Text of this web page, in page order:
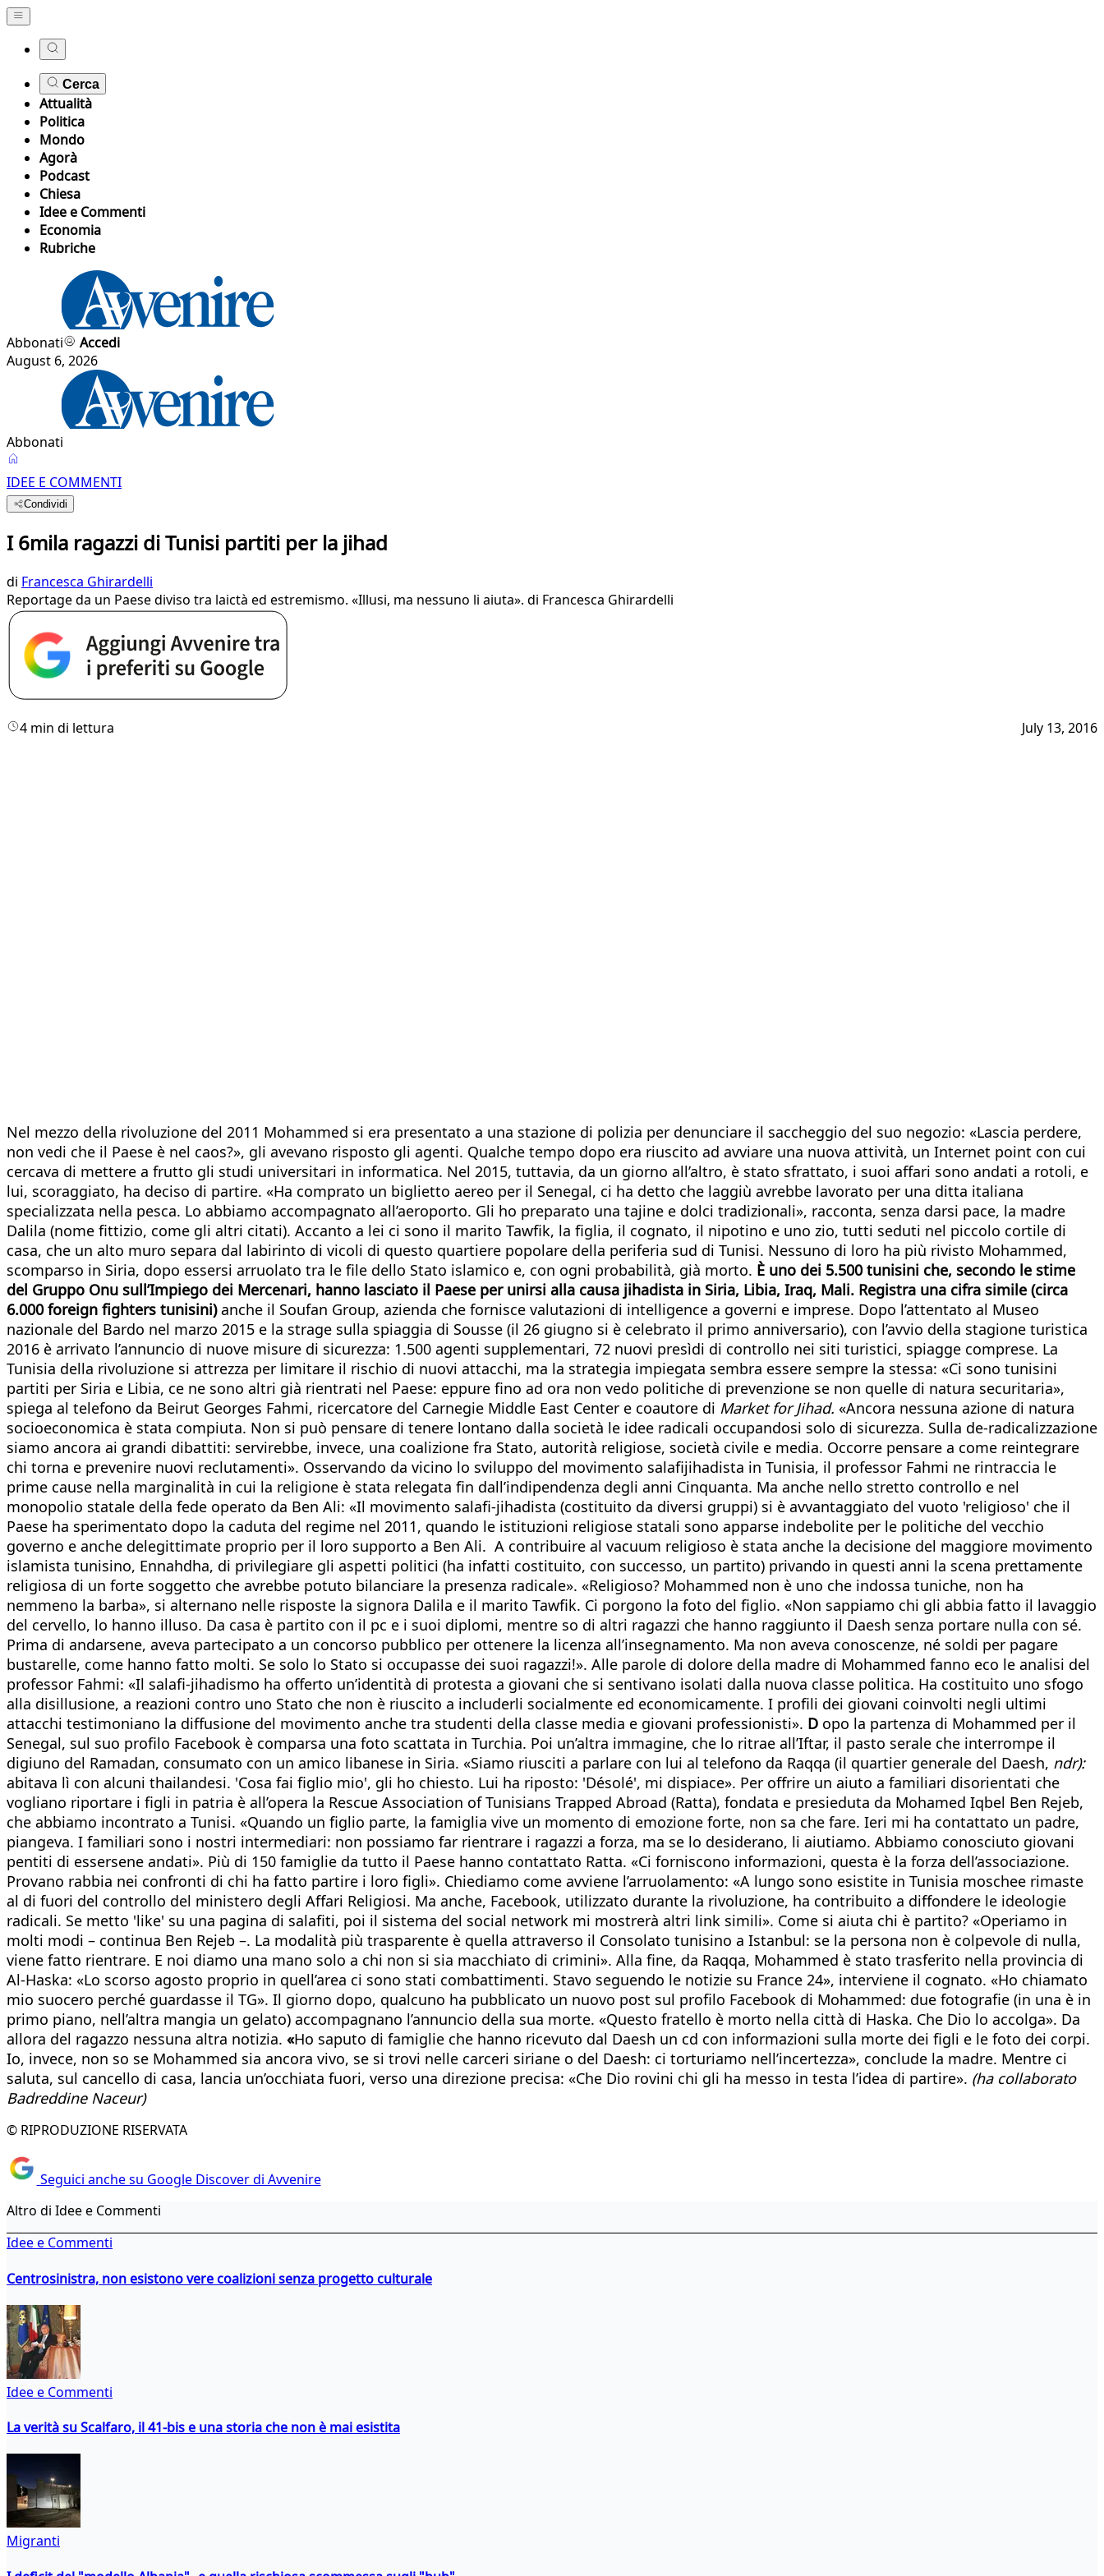
Cerca
Attualità
Politica
Mondo
Agorà
Podcast
Chiesa
Idee e Commenti
Economia
Rubriche
Abbonati
Accedi
August 6, 2026
Abbonati
IDEE E COMMENTI
Condividi
I 6mila ragazzi di Tunisi partiti per la jihad
di Francesca Ghirardelli
​Reportage da un Paese diviso tra laictà ed estremismo. «Illusi, ma nessuno li aiuta». di Francesca Ghirardelli
4 min di lettura July 13, 2016
Nel mezzo della rivoluzione del 2011 Mohammed si era presentato a una stazione di polizia per denunciare il saccheggio del suo negozio: «Lascia perdere,
non vedi che il Paese è nel caos?», gli avevano risposto gli agenti. Qualche tempo dopo era riuscito ad avviare una nuova attività, un Internet point con cui
cercava di mettere a frutto gli studi universitari in informatica. Nel 2015, tuttavia, da un giorno all’altro, è stato sfrattato, i suoi affari sono andati a rotoli, e
lui, scoraggiato, ha deciso di partire. «Ha comprato un biglietto aereo per il Senegal, ci ha detto che laggiù avrebbe lavorato per una ditta italiana
specializzata nella pesca. Lo abbiamo accompagnato all’aeroporto. Gli ho preparato una tajine e dolci tradizionali», racconta, senza darsi pace, la madre
Dalila (nome fittizio, come gli altri citati). Accanto a lei ci sono il marito Tawfik, la figlia, il cognato, il nipotino e uno zio, tutti seduti nel piccolo cortile di
casa, che un alto muro separa dal labirinto di vicoli di questo quartiere popolare della periferia sud di Tunisi. Nessuno di loro ha più rivisto Mohammed,
scomparso in Siria, dopo essersi arruolato tra le file dello Stato islamico e, con ogni probabilità, già morto. È uno dei 5.500 tunisini che, secondo le stime
del Gruppo Onu sull’Impiego dei Mercenari, hanno lasciato il Paese per unirsi alla causa jihadista in Siria, Libia, Iraq, Mali. Registra una cifra simile (circa
6.000 foreign fighters tunisini)anche il Soufan Group, azienda che fornisce valutazioni di intelligence a governi e imprese. Dopo l’attentato al Museo
nazionale del Bardo nel marzo 2015 e la strage sulla spiaggia di Sousse (il 26 giugno si è celebrato il primo anniversario), con l’avvio della stagione turistica
2016 è arrivato l’annuncio di nuove misure di sicurezza: 1.500 agenti supplementari, 72 nuovi presìdi di controllo nei siti turistici, spiagge comprese. La
Tunisia della rivoluzione si attrezza per limitare il rischio di nuovi attacchi, ma la strategia impiegata sembra essere sempre la stessa: «Ci sono tunisini
partiti per Siria e Libia, ce ne sono altri già rientrati nel Paese: eppure fino ad ora non vedo politiche di prevenzione se non quelle di natura securitaria»,
spiega al telefono da Beirut Georges Fahmi, ricercatore del Carnegie Middle East Center e coautore di Market for Jihad. «Ancora nessuna azione di natura
socioeconomica è stata compiuta. Non si può pensare di tenere lontano dalla società le idee radicali occupandosi solo di sicurezza. Sulla de-radicalizzazione
siamo ancora ai grandi dibattiti: servirebbe, invece, una coalizione fra Stato, autorità religiose, società civile e media. Occorre pensare a come reintegrare
chi torna e prevenire nuovi reclutamenti». Osservando da vicino lo sviluppo del movimento salafijihadista in Tunisia, il professor Fahmi ne rintraccia le
prime cause nella marginalità in cui la religione è stata relegata fin dall’indipendenza degli anni Cinquanta. Ma anche nello stretto controllo e nel
monopolio statale della fede operato da Ben Ali: «Il movimento salafi-jihadista (costituito da diversi gruppi) si è avvantaggiato del vuoto 'religioso' che il
Paese ha sperimentato dopo la caduta del regime nel 2011, quando le istituzioni religiose statali sono apparse indebolite per le politiche del vecchio
governo e anche delegittimate proprio per il loro supporto a Ben Ali. A contribuire al vacuum religioso è stata anche la decisione del maggiore movimento
islamista tunisino, Ennahdha, di privilegiare gli aspetti politici (ha infatti costituito, con successo, un partito) privando in questi anni la scena prettamente
religiosa di un forte soggetto che avrebbe potuto bilanciare la presenza radicale». «Religioso? Mohammed non è uno che indossa tuniche, non ha
nemmeno la barba», si alternano nelle risposte la signora Dalila e il marito Tawfik. Ci porgono la foto del figlio. «Non sappiamo chi gli abbia fatto il lavaggio
del cervello, lo hanno illuso. Da casa è partito con il pc e i suoi diplomi, mentre so di altri ragazzi che hanno raggiunto il Daesh senza portare nulla con sé.
Prima di andarsene, aveva partecipato a un concorso pubblico per ottenere la licenza all’insegnamento. Ma non aveva conoscenze, né soldi per pagare
bustarelle, come hanno fatto molti. Se solo lo Stato si occupasse dei suoi ragazzi!». Alle parole di dolore della madre di Mohammed fanno eco le analisi del
professor Fahmi: «Il salafi-jihadismo ha offerto un’identità di protesta a giovani che si sentivano isolati dalla nuova classe politica. Ha costituito uno sfogo
alla disillusione, a reazioni contro uno Stato che non è riuscito a includerli socialmente ed economicamente. I profili dei giovani coinvolti negli ultimi
attacchi testimoniano la diffusione del movimento anche tra studenti della classe media e giovani professionisti». D opo la partenza di Mohammed per il
Senegal, sul suo profilo Facebook è comparsa una foto scattata in Turchia. Poi un’altra immagine, che lo ritrae all’Iftar, il pasto serale che interrompe il
digiuno del Ramadan, consumato con un amico libanese in Siria. «Siamo riusciti a parlare con lui al telefono da Raqqa (il quartier generale del Daesh, ndr):
abitava lì con alcuni thailandesi. 'Cosa fai figlio mio', gli ho chiesto. Lui ha riposto: 'Désolé', mi dispiace». Per offrire un aiuto a familiari disorientati che
vogliano riportare i figli in patria è all’opera la Rescue Association of Tunisians Trapped Abroad (Ratta), fondata e presieduta da Mohamed Iqbel Ben Rejeb,
che abbiamo incontrato a Tunisi. «Quando un figlio parte, la famiglia vive un momento di emozione forte, non sa che fare. Ieri mi ha contattato un padre,
piangeva. I familiari sono i nostri intermediari: non possiamo far rientrare i ragazzi a forza, ma se lo desiderano, li aiutiamo. Abbiamo conosciuto giovani
pentiti di essersene andati». Più di 150 famiglie da tutto il Paese hanno contattato Ratta. «Ci forniscono informazioni, questa è la forza dell’associazione.
Provano rabbia nei confronti di chi ha fatto partire i loro figli». Chiediamo come avviene l’arruolamento: «A lungo sono esistite in Tunisia moschee rimaste
al di fuori del controllo del ministero degli Affari Religiosi. Ma anche, Facebook, utilizzato durante la rivoluzione, ha contribuito a diffondere le ideologie
radicali. Se metto 'like' su una pagina di salafiti, poi il sistema del social network mi mostrerà altri link simili». Come si aiuta chi è partito? «Operiamo in
molti modi – continua Ben Rejeb –. La modalità più trasparente è quella attraverso il Consolato tunisino a Istanbul: se la persona non è colpevole di nulla,
viene fatto rientrare. E noi diamo una mano solo a chi non si sia macchiato di crimini». Alla fine, da Raqqa, Mohammed è stato trasferito nella provincia di
Al-Haska: «Lo scorso agosto proprio in quell’area ci sono stati combattimenti. Stavo seguendo le notizie su France 24», interviene il cognato. «Ho chiamato
mio suocero perché guardasse il TG». Il giorno dopo, qualcuno ha pubblicato un nuovo post sul profilo Facebook di Mohammed: due fotografie (in una è in
primo piano, nell’altra mangia un gelato) accompagnano l’annuncio della sua morte. «Questo fratello è morto nella città di Haska. Che Dio lo accolga». Da
allora del ragazzo nessuna altra notizia. «Ho saputo di famiglie che hanno ricevuto dal Daesh un cd con informazioni sulla morte dei figli e le foto dei corpi.
Io, invece, non so se Mohammed sia ancora vivo, se si trovi nelle carceri siriane o del Daesh: ci torturiamo nell’incertezza», conclude la madre. Mentre ci
saluta, sul cancello di casa, lancia un’occhiata fuori, verso una direzione precisa: «Che Dio rovini chi gli ha messo in testa l’idea di partire». (ha collaborato
Badreddine Naceur)
© RIPRODUZIONE RISERVATA
Seguici anche su Google Discover di Avvenire
Altro di Idee e Commenti
Idee e Commenti
Centrosinistra, non esistono vere coalizioni senza progetto culturale
Idee e Commenti
La verità su Scalfaro, il 41-bis e una storia che non è mai esistita
Migranti